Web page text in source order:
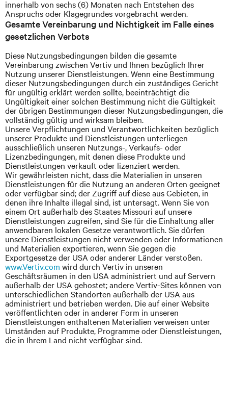
innerhalb von sechs (6) Monaten nach Entstehen des
Anspruchs oder Klagegrundes vorgebracht werden.
Gesamte Vereinbarung und Nichtigkeit im Falle eines
gesetzlichen Verbots
Diese Nutzungsbedingungen bilden die gesamte
Vereinbarung zwischen Vertiv und Ihnen bezüglich Ihrer
Nutzung unserer Dienstleistungen. Wenn eine Bestimmung
dieser Nutzungsbedingungen durch ein zuständiges Gericht
für ungültig erklärt werden sollte, beeinträchtigt die
Ungültigkeit einer solchen Bestimmung nicht die Gültigkeit
der übrigen Bestimmungen dieser Nutzungsbedingungen, die
vollständig gültig und wirksam bleiben.
Unsere Verpflichtungen und Verantwortlichkeiten bezüglich
unserer Produkte und Dienstleistungen unterliegen
ausschließlich unseren Nutzungs-, Verkaufs- oder
Lizenzbedingungen, mit denen diese Produkte und
Dienstleistungen verkauft oder lizenziert werden.
Wir gewährleisten nicht, dass die Materialien in unseren
Dienstleistungen für die Nutzung an anderen Orten geeignet
oder verfügbar sind; der Zugriff auf diese aus Gebieten, in
denen ihre Inhalte illegal sind, ist untersagt. Wenn Sie von
einem Ort außerhalb des Staates Missouri auf unsere
Dienstleistungen zugreifen, sind Sie für die Einhaltung aller
anwendbaren lokalen Gesetze verantwortlich. Sie dürfen
unsere Dienstleistungen nicht verwenden oder Informationen
und Materialien exportieren, wenn Sie gegen die
Exportgesetze der USA oder anderer Länder verstoßen.
www.Vertiv.com wird durch Vertiv in unseren
Geschäftsräumen in den USA administriert und auf Servern
außerhalb der USA gehostet; andere Vertiv-Sites können von
unterschiedlichen Standorten außerhalb der USA aus
administriert und betrieben werden. Die auf einer Website
veröffentlichten oder in anderer Form in unseren
Dienstleistungen enthaltenen Materialien verweisen unter
Umständen auf Produkte, Programme oder Dienstleistungen,
die in Ihrem Land nicht verfügbar sind.